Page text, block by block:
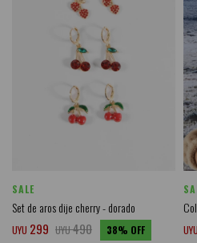
SALE
Set de aros dije cherry - dorado
UYU 299 UYU490 38 UYU